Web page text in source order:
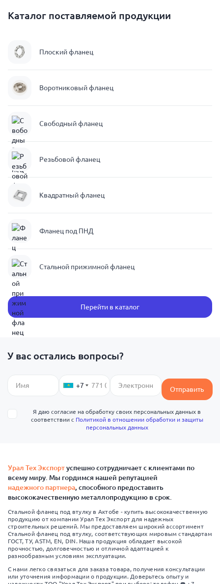
Каталог поставляемой продукции
Плоский фланец
Воротниковый фланец
Свободный фланец
Резьбовой фланец
Квадратный фланец
Фланец под ПНД
Стальной прижимной фланец
Перейти в каталог
У вас остались вопросы?
+7 Отправить
Я даю согласие на обработку своих персональных данных в
соответствии с Политикой в отношении обработки и защиты
персональных данных
Урал Тех Экспортуспешно сотрудничает с клиентами по
всему миру. Мы гордимся нашей репутацией
надежного партнера, способного предоставить
высококачественную металлопродукцию в срок.
Стальной фланец под втулку в Актобе - купить высококачественную
продукцию от компании Урал Тех Экспорт для надежных
строительных решений. Мы предоставляем широкий ассортимент
Стальной фланец под втулку, соответствующих мировым стандартам
ГОСТ, ТУ, ASTM, EN, DIN. Наша продукция обладает высокой
прочностью, долговечностью и отличной адаптацией к
разнообразным условиям эксплуатации.
С нами легко связаться для заказа товара, получения консультации
или уточнения информации о продукции. Доверьтесь опыту и